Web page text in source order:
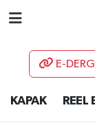
E-DERGİ
KAPAK
AKADEMİ
DESTEK-